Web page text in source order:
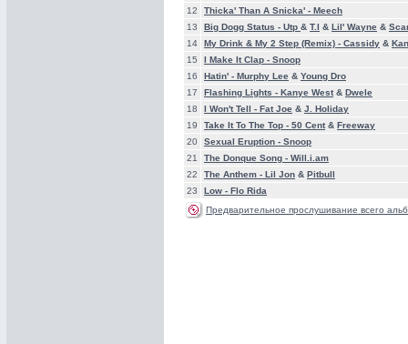
12
Thicka' Than A Snicka' - Meech
13
Big Dogg Status - Utp & T.I & Lil' Wayne &
14
My Drink & My 2 Step (Remix) - Cassidy &
15
I Make It Clap - Snoop
16
Hatin' - Murphy Lee & Young Dro
17
Flashing Lights - Kanye West& Dwele
18
I Won't Tell - Fat Joe & J. Holiday
19
Take It To The Top - 50 Cent& Freeway
20
Sexual Eruption - Snoop
21
The Donque Song - Will.i.am
22
The Anthem - Lil Jon & Pitbull
23
Low - Flo Rida
Предварительное прослушивание всего